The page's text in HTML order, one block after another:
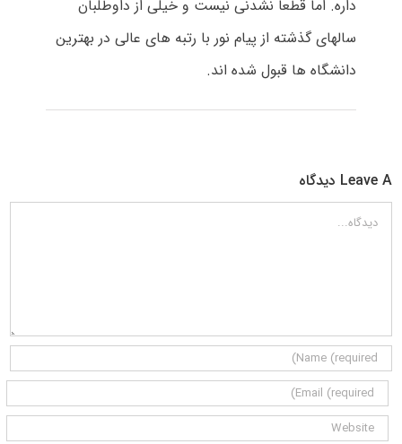
داره. اما قطعا نشدنی نیست و خیلی از داوطلبان
سالهای گذشته از پیام نور با رتبه های عالی در بهترین
دانشگاه ها قبول شده اند.
Leave A دیدگاه
دیدگاه